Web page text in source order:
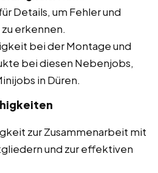
Details, um Fehler und
erkennen.
bei der Montage und
bei diesen Nebenjobs,
in Düren.
zur Zusammenarbeit mit
und zur effektiven